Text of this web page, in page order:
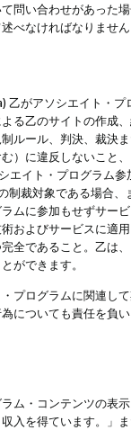
問い合わせがあった
べなければなりませ
乙がアソシエイト・
る乙のサイトの作成
ルール、判決、裁決
）に違反しないこと
エイト・プログラム
制裁対象である場合
ムに参加もせずサー
およびサービスに適
全であること。乙は
ができます。
プログラムに関連し
についても責任を負
ム・コンテンツの表
入を得ています。」